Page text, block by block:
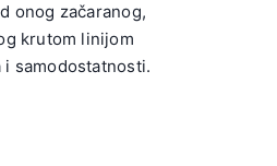
onog začaranog,
krutom linijom
i samodostatnosti.